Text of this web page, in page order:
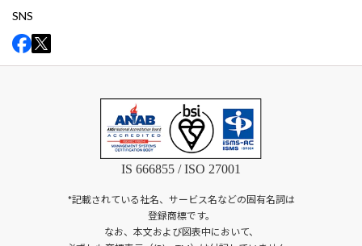
SNS
IS 666855 / ISO 27001
*記載されている社名、サービス名などの固有名詞は
登録商標です。
なお、本文および図表中において、